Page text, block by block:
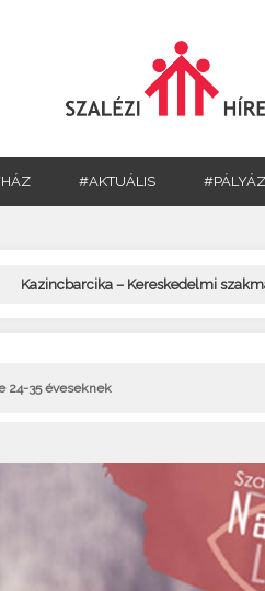
#AKTUÁLIS
Kazincbarcika – Kereskedelmi
24-35 éveseknek